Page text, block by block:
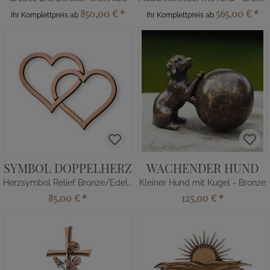
Ihr Komplettpreis ab 850,00 € * Ihr Komplettpreis ab 565,00 € *
SYMBOL DOPPELHERZ
Herzsymbol Relief Bronze/Edelstahl
85,00 € *
WACHENDER HUND
Kleiner Hund mit Kugel - Bronze
125,00 € *